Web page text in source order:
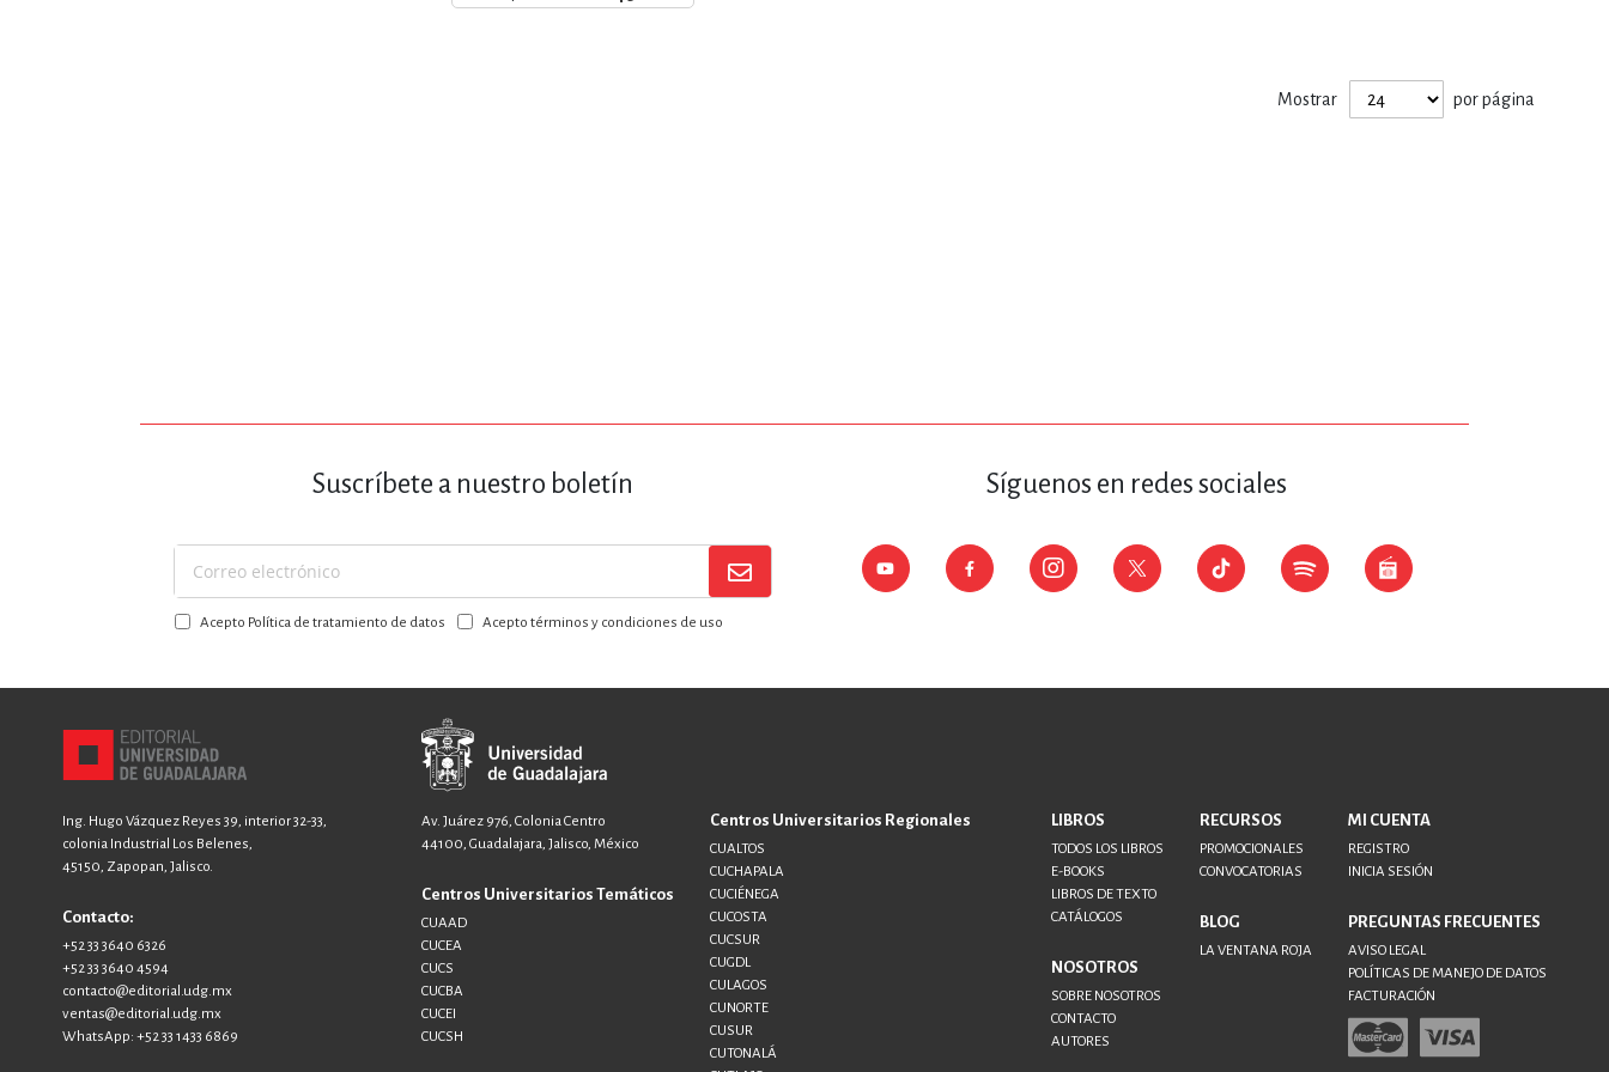
MATEMÁTICAS Y CIENCIAS
NOVELA GRÁFICA, LIBROS DE CÓMICS, DIBUJOS ANIMADOS
TECNOLOGÍA, INGENIERÍA, AGRICULTURA
Mostrar por página
Suscríbete a nuestro boletín
Suscríbase
a
nuestroAcepto Política de tratamiento de datos Acepto términos y condiciones de uso
Síguenos en redes sociales
Ing. Hugo Vázquez Reyes 39, interior 32-33,
colonia Industrial Los Belenes,
45150, Zapopan, Jalisco.
Contacto:
+52 33 3640 6326
+52 33 3640 4594
contacto@editorial.udg.mx
ventas@editorial.udg.mx
WhatsApp: +52 33 1433 6869
Av. Juárez 976, Colonia Centro
44100, Guadalajara, Jalisco, México
Centros Universitarios Temáticos
CUAAD
CUCEA
CUCS
CUCBA
CUCEI
CUCSH
Centros Universitarios Regionales
CUALTOS
CUCHAPALA
CUCIÉNEGA
CUCOSTA
CUCSUR
CUGDL
CULAGOS
CUNORTE
CUSUR
CUTONALÁ
LIBROS
TODOS LOS LIBROS
E-BOOKS
LIBROS DE TEXTO
CATÁLOGOS
NOSOTROS
SOBRE NOSOTROS
CONTACTO
AUTORES
RECURSOS
PROMOCIONALES
CONVOCATORIAS
BLOG
LA VENTANA ROJA
MI CUENTA
REGISTRO
INICIA SESIÓN
PREGUNTAS FRECUENTES
AVISO LEGAL
POLÍTICAS DE MANEJO DE DATOS
FACTURACIÓN